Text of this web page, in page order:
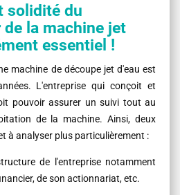
solidité du
la machine jet
essentiel !
machine de découpe jet d'eau est
L'entreprise qui conçoit et
pouvoir assurer un suivi tout au
de la machine. Ainsi, deux
à analyser plus particulièrement :
de l'entreprise notamment
de son actionnariat, etc.